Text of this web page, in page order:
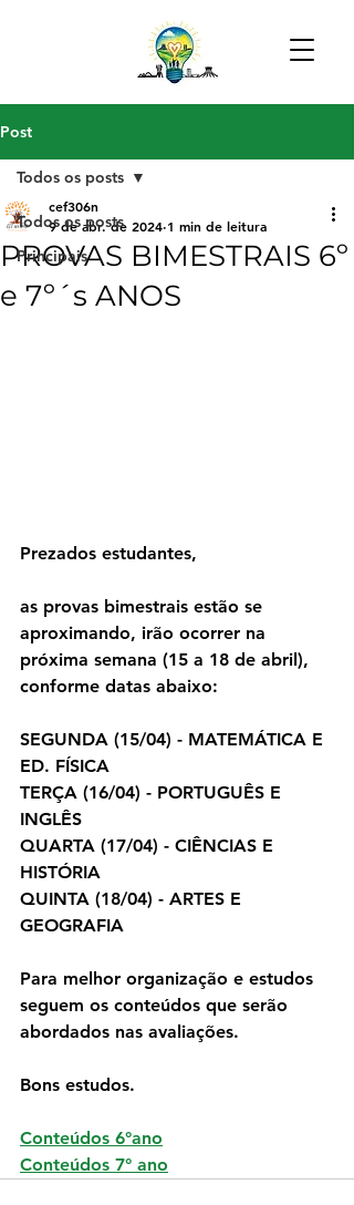
Post
Todos os posts
Principais
Todos os posts
PROVAS BIMESTRAIS 6º
e 7º´s ANOS
cef306n
9 de abr. de 2024 1 min de leitura
Prezados estudantes,
as provas bimestrais estão se
aproximando, irão ocorrer na
próxima semana (15 a 18 de abril),
conforme datas abaixo:
SEGUNDA (15/04) - MATEMÁTICA E
ED. FÍSICA
TERÇA (16/04) - PORTUGUÊS E
INGLÊS
QUARTA (17/04) - CIÊNCIAS E
HISTÓRIA
QUINTA (18/04) - ARTES E
GEOGRAFIA
Para melhor organização e estudos
seguem os conteúdos que serão
abordados nas avaliações.
Bons estudos.
Conteúdos 6°ano
Conteúdos 7° ano